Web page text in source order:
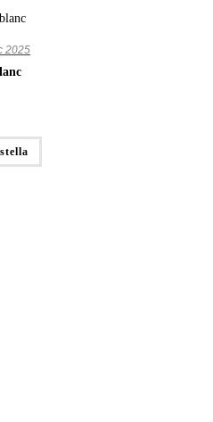
2025